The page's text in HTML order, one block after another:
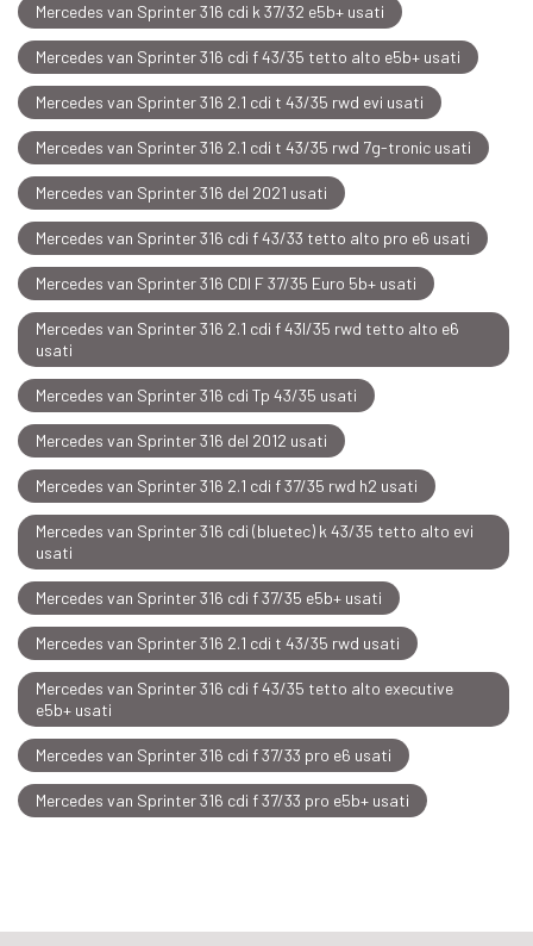
Mercedes van Sprinter 316 cdi k 37/32 e5b+ usati
Mercedes van Sprinter 316 cdi f 43/35 tetto alto e5b+ usati
Mercedes van Sprinter 316 2.1 cdi t 43/35 rwd evi usati
Mercedes van Sprinter 316 2.1 cdi t 43/35 rwd 7g-tronic usati
Mercedes van Sprinter 316 del 2021 usati
Mercedes van Sprinter 316 cdi f 43/33 tetto alto pro e6 usati
Mercedes van Sprinter 316 CDI F 37/35 Euro 5b+ usati
Mercedes van Sprinter 316 2.1 cdi f 43l/35 rwd tetto alto e6
usati
Mercedes van Sprinter 316 cdi Tp 43/35 usati
Mercedes van Sprinter 316 del 2012 usati
Mercedes van Sprinter 316 2.1 cdi f 37/35 rwd h2 usati
Mercedes van Sprinter 316 cdi (bluetec) k 43/35 tetto alto evi
usati
Mercedes van Sprinter 316 cdi f 37/35 e5b+ usati
Mercedes van Sprinter 316 2.1 cdi t 43/35 rwd usati
Mercedes van Sprinter 316 cdi f 43/35 tetto alto executive
e5b+ usati
Mercedes van Sprinter 316 cdi f 37/33 pro e6 usati
Mercedes van Sprinter 316 cdi f 37/33 pro e5b+ usati